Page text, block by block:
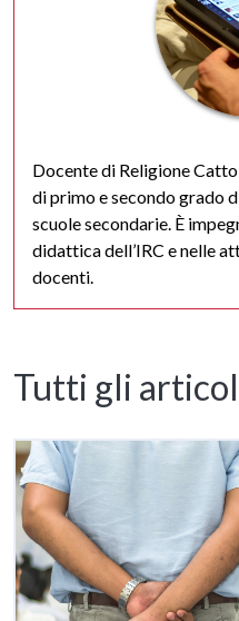
Docente di Religione
di primo e secondo grado
scuole secondarie. È
didattica dell’IRC e nelle
docenti.
Tutti gli